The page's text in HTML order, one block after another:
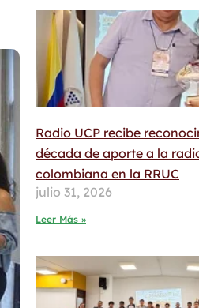
Radio UCP recibe
década de aporte a la
colombiana en la RRUC
julio 31, 2026
Leer Más »